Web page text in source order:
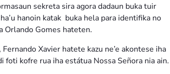
sekreta sira agora dadaun buka tuir
hanoin katak buka hela para identifika no
Orlando Gomes hateten.
Xavier hatete kazu ne’e akontese iha
foti kofre rua iha estátua Nossa Señora nia ain.